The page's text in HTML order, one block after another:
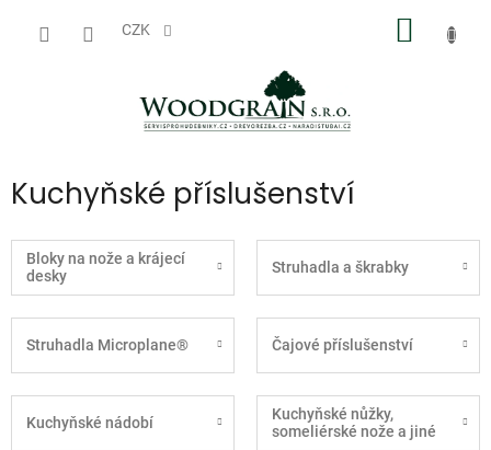
CZK
Kuchyňské příslušenství
Bloky na nože a krájecí
desky
Struhadla a škrabky
Struhadla Microplane® Čajové příslušenství
Kuchyňské nádobí
Kuchyňské nůžky,
someliérské nože a jiné